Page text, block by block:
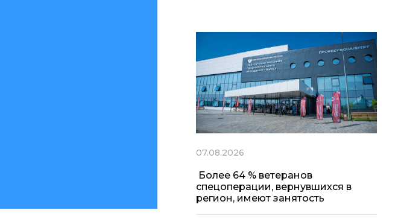
07.08.2026
Более 64 % ветеранов
спецоперации, вернувшихся в
регион, имеют занятость